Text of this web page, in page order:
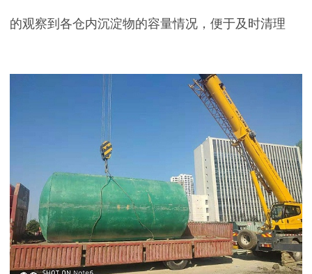
的观察到各仓内沉淀物的容量情况，便于及时清理